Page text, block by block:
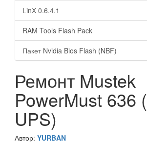
LinX 0.6.4.1
RAM Tools Flash Pack
Пакет Nvidia Bios Flash (NBF)
Ремонт Mustek
PowerMust
UPS)
Автор: YURBAN